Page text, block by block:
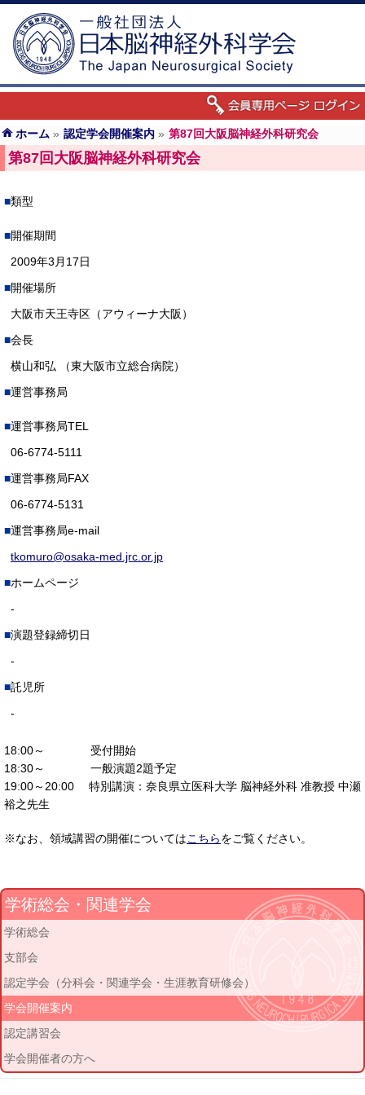
ホーム » 認定学会開催案内 » 第87回大阪脳神経外科研究会
第87回大阪脳神経外科研究会
類型
開催期間
2009年3月17日
開催場所
大阪市天王寺区（アウィーナ大阪）
会長
横山和弘 （東大阪市立総合病院）
運営事務局
運営事務局TEL
06-6774-5111
運営事務局FAX
06-6774-5131
運営事務局e-mail
tkomuro@osaka-med.jrc.or.jp
ホームページ
-
演題登録締切日
-
託児所
-
18:00～ 受付開始
18:30～ 一般演題2題予定
19:00～20:00 特別講演：奈良県立医科大学 脳神経外科 准教授 中瀬
裕之先生
※なお、領域講習の開催についてはこちらをご覧ください。
学術総会・関連学会
学術総会
支部会
認定学会（分科会・関連学会・生涯教育研修会）
学会開催案内
認定講習会
学会開催者の方へ